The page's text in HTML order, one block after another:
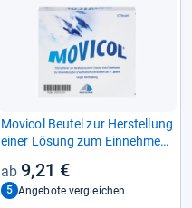
Movi­col Beu­tel zur Her­stel­lung
einer Lösung zum Ein­neh­men
9,21 €
5 Angebote vergleichen